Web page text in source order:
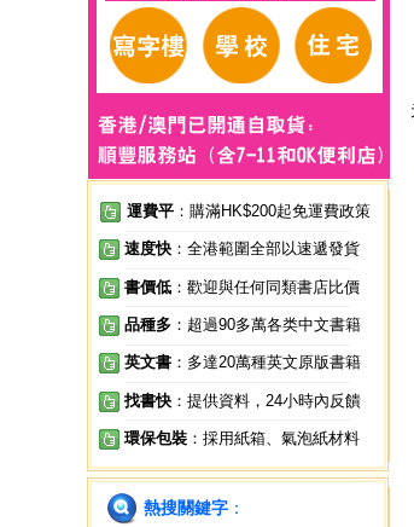
運費平 ：購滿HK$200起免運費政策
速度快 ：全港範圍全部以速遞發貨
書價低 ：歡迎與任何同類書店比價
品種多 ：超過90多萬各类中文書籍
英文書 ：多達20萬種英文原版書籍
找書快 ：提供資料，24小時內反饋
環保包裝 ：採用紙箱、氣泡紙材料
熱搜關鍵字 ：